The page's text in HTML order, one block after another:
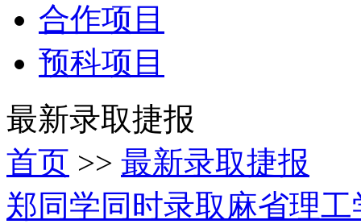
合作项目
预科项目
最新录取捷报
首页 >> 最新录取捷报
郑同学同时录取麻省理